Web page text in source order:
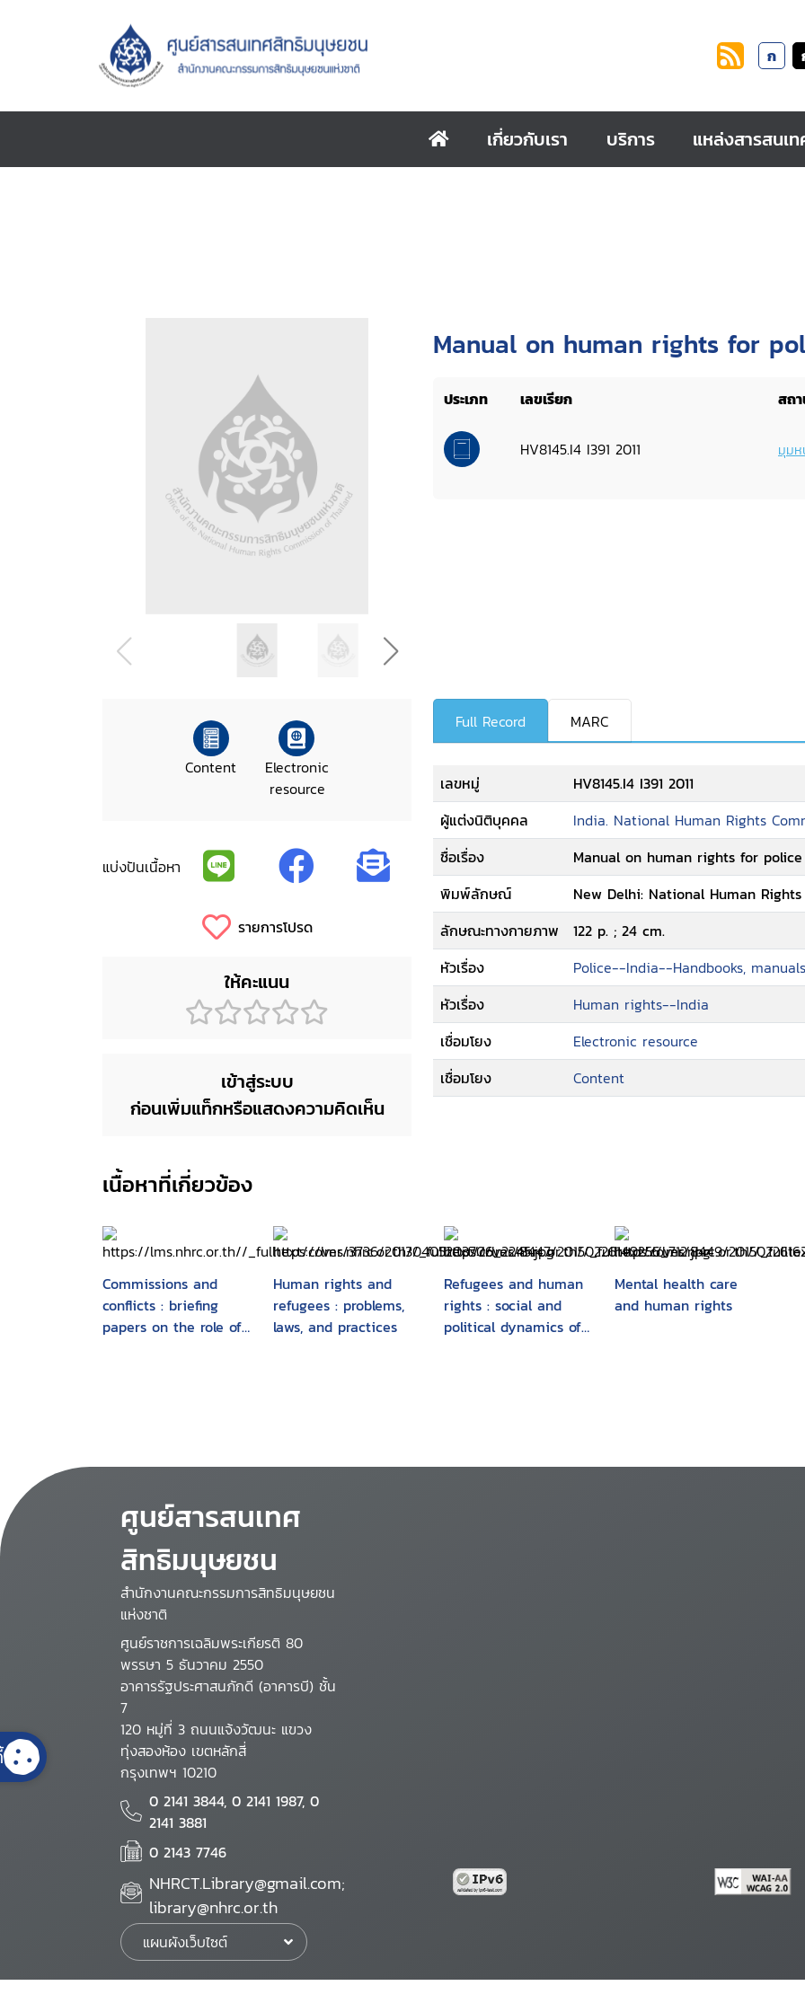
ก
เกี่ยวกับเรา บริการ แหล่งสารสนเ
Manual on human rights for
ประเภท เลขเรียก สถ
HV8145.I4 I391 2011 มุมห
Content
Electronic
resource
แบ่งปันเนื้อหา
รายการโปรด
ให้คะแนน
เข้าสู่ระบบ
ก่อนเพิ่มแท็กหรือแสดงความคิดเห็น
Full Record MARC
เลขหมู่
HV8145.I4 I391 2011
ผู้แต่งนิติบุคคล
India. National Human Rights
ชื่อเรื่อง
Manual on human rights for
พิมพ์ลักษณ์
New Delhi: National Human Rights
ลักษณะทางกายภาพ
122 p. ; 24 cm.
หัวเรื่อง
Police--India--Handbooks,
หัวเรื่อง
Human rights--India
เชื่อมโยง
Electronic resource
เชื่อมโยง
Content
เนื้อหาที่เกี่ยวข้อง
Commissions and
conflicts : briefing
papers on the role of
Human rights and
refugees : problems,
laws, and practices
Refugees and human
rights : social and
political dynamics of
Mental health care
and human rights
ศูนย์สารสนเทศ
สิทธิมนุษยชน
สำนักงานคณะกรรมการสิทธิมนุษยชน
แห่งชาติ
ศูนย์ราชการเฉลิมพระเกียรติ 80
พรรษา 5 ธันวาคม 2550
อาคารรัฐประศาสนภักดี (อาคารบี) ชั้น
7
120 หมู่ที่ 3 ถนนแจ้งวัฒนะ แขวง
ทุ่งสองห้อง เขตหลักสี่
กรุงเทพฯ 10210
0 2141 3844, 0 2141 1987, 0
2141 3881
0 2143 7746
NHRCT.Library@gmail.com;
library@nhrc.or.th
แผนผังเว็บไซต์